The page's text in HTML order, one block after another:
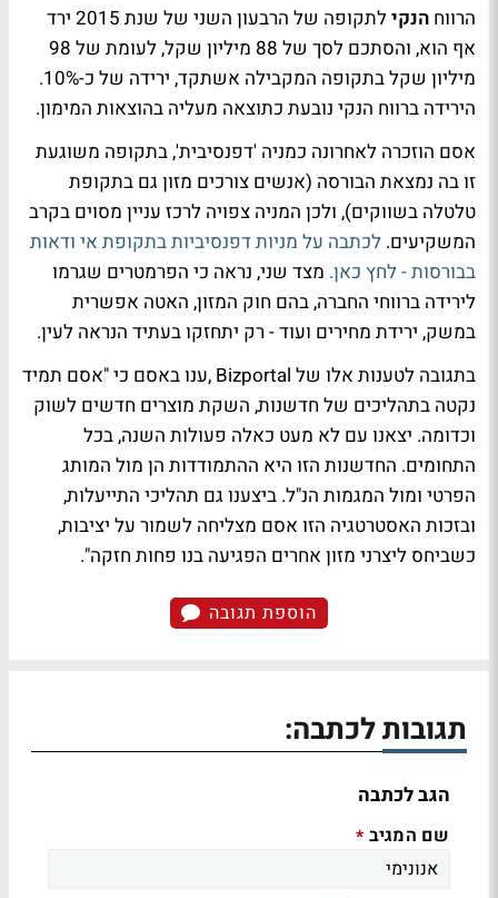
הרווח הנקי
לתקופה של הרבעון השני של שנת 2015 ירד
אף הוא, והסתכם לסך של 88 מיליון שקל, לעומת של 98
מיליון שקל בתקופה המקבילה אשתקד, ירידה של כ-10%.
הירידה ברווח הנקי נובעת כתוצאה מעליה בהוצאות המימון.
אסם הוזכרה לאחרונה כמניה 'דפנסיבית', בתקופה משוגעת
זו בה נמצאת הבורסה (אנשים צורכים מזון גם בתקופת
טלטלה בשווקים), ולכן המניה צפויה לרכז עניין מסוים בקרב
המשקיעים. לכתבה על מניות דפנסיביות בתקופת אי ודאות
בבורסות - לחץ כאן. מצד שני, נראה כי הפרמטרים שגרמו
לירידה ברווחי החברה, בהם חוק המזון, האטה אפשרית
במשק, ירידת מחירים ועוד - רק יתחזקו בעתיד הנראה לעין.
בתגובה לטענות אלו של Bizportal ,ענו באסם כי "אסם תמיד
נקטה בתהליכים של חדשנות, השקת מוצרים חדשים לשוק
וכדומה. יצאנו עם לא מעט כאלה פעולות השנה, בכל
התחומים. החדשנות הזו היא ההתמודדות הן מול המותג
הפרטי ומול המגמות הנ"ל. ביצענו גם תהליכי התייעלות,
ובזכות האסטרטגיה הזו אסם מצליחה לשמור על יציבות,
כשביחס ליצרני מזון אחרים הפגיעה בנו פחות חזקה".
הוספת תגובה
תגובות לכתבה:
הגב לכתבה
שם המגיב *